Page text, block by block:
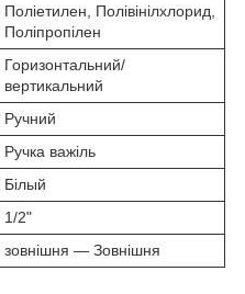
Поліетилен, Полівінілхлорид,
Поліпропілен
Горизонтальний/
вертикальний
Ручний
Ручка важіль
Білый
1/2"
зовнішня — Зовнішня